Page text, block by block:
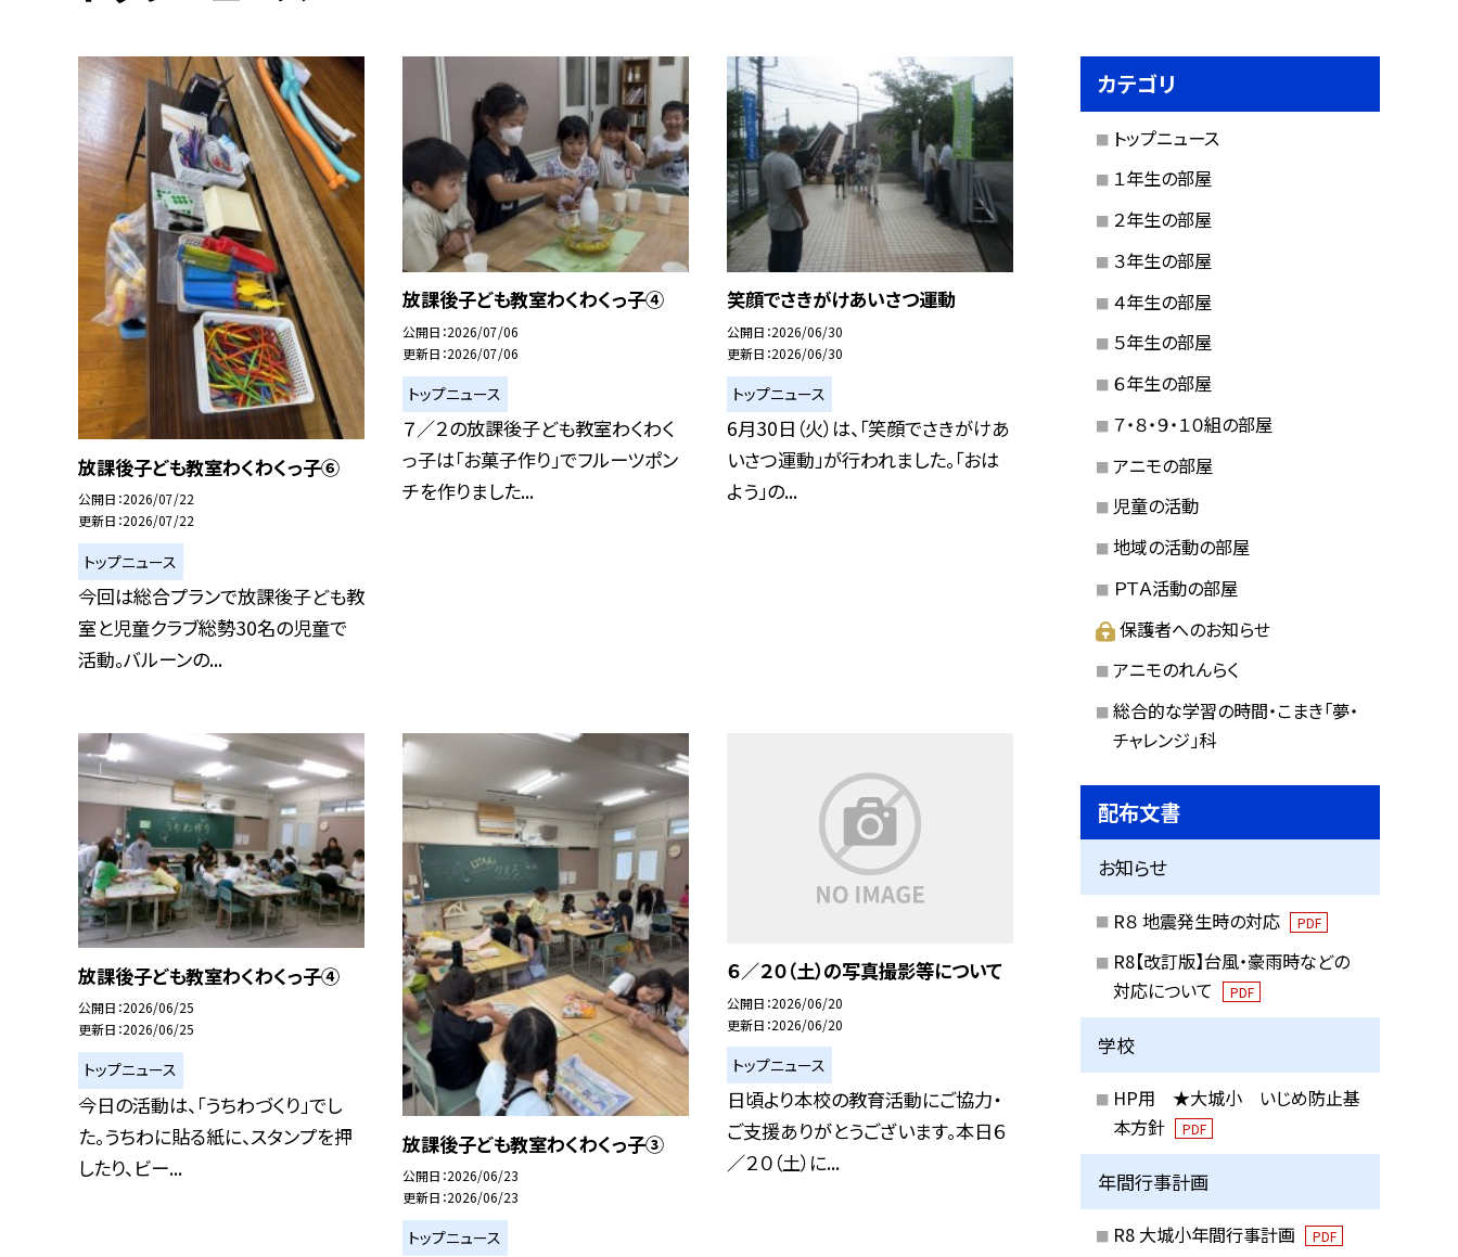
放課後子ども教室わくわくっ子⑥
公開日 2026/07/22
更新日 2026/07/22
トップニュース
今回は総合プランで放課後子ども教
室と児童クラブ総勢30名の児童で
活動。バルーンの...
放課後子ども教室わくわくっ子④
公開日 2026/07/06
更新日 2026/07/06
トップニュース
７／２の放課後子ども教室わくわく
っ子は「お菓子作り」でフルーツポン
チを作りました...
笑顔でさきがけあいさつ運動
公開日 2026/06/30
更新日 2026/06/30
トップニュース
6月30日（火）は、「笑顔でさきがけあ
いさつ運動」が行われました。「おは
よう」の...
放課後子ども教室わくわくっ子④
公開日 2026/06/25
更新日 2026/06/25
トップニュース
今日の活動は、「うちわづくり」でし
た。うちわに貼る紙に、スタンプを押
したり、ビー...
放課後子ども教室わくわくっ子③
公開日 2026/06/23
更新日 2026/06/23
トップニュース
６／２０（土）の写真撮影等について
公開日 2026/06/20
更新日 2026/06/20
トップニュース
日頃より本校の教育活動にご協力・
ご支援ありがとうございます。本日６
／２０（土）に...
カテゴリ
トップニュース
１年生の部屋
２年生の部屋
３年生の部屋
４年生の部屋
５年生の部屋
６年生の部屋
７・８・９・１０組の部屋
アニモの部屋
児童の活動
地域の活動の部屋
ＰＴＡ活動の部屋
保護者へのお知らせ
アニモのれんらく
総合的な学習の時間・こまき「夢・
チャレンジ」科
配布文書
お知らせ
R８ 地震発生時の対応 PDF
R8【改訂版】台風・豪雨時などの
対応について
PDF
学校
HP用 ★大城小 いじめ防止基
本方針
PDF
年間行事計画
R8 大城小年間行事計画 PDF